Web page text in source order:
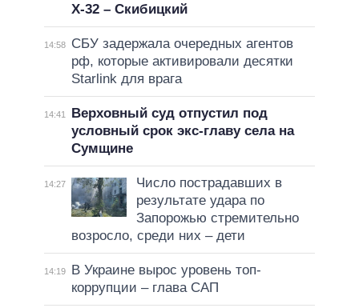
Х-32 – Скибицкий
14:58
СБУ задержала очередных агентов
рф, которые активировали десятки
Starlink для врага
14:41
Верховный суд отпустил под
условный срок экс-главу села на
Сумщине
14:27
Число пострадавших в
результате удара по
Запорожью стремительно
возросло, среди них – дети
14:19
В Украине вырос уровень топ-
коррупции – глава САП